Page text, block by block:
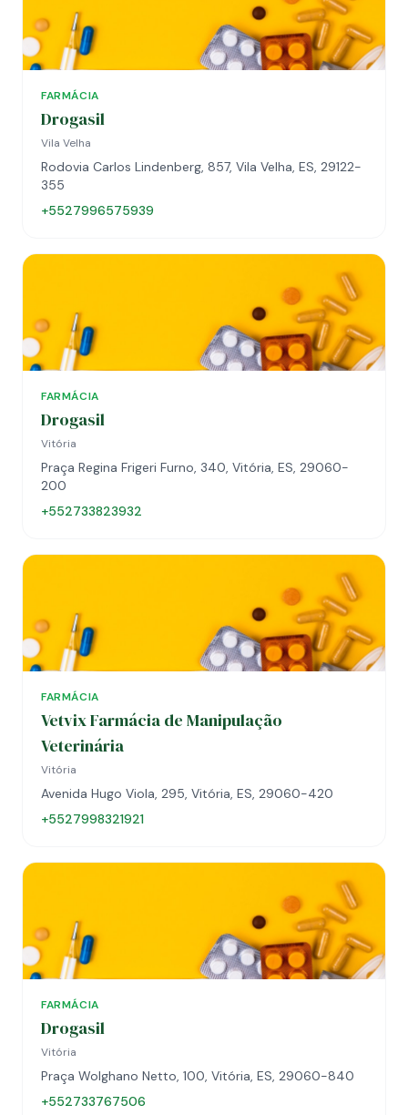
FARMÁCIA
Drogasil
Vila Velha
Rodovia Carlos Lindenberg, 857, Vila Velha, ES, 29122-
355
+5527996575939
FARMÁCIA
Drogasil
Vitória
Praça Regina Frigeri Furno, 340, Vitória, ES, 29060-
200
+552733823932
FARMÁCIA
Vetvix Farmácia de Manipulação
Veterinária
Vitória
Avenida Hugo Viola, 295, Vitória, ES, 29060-420
+5527998321921
FARMÁCIA
Drogasil
Vitória
Praça Wolghano Netto, 100, Vitória, ES, 29060-840
+552733767506